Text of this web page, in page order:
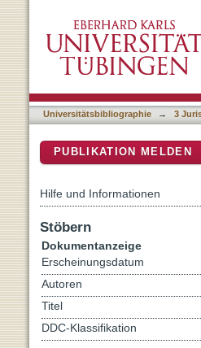
Deutschland
Universitätsbibliographie → 3
PUBLIKATION MELDEN
Hilfe und Informationen
Stöbern
Dokumentanzeige
Erscheinungsdatum
Autoren
Titel
DDC-Klassifikation